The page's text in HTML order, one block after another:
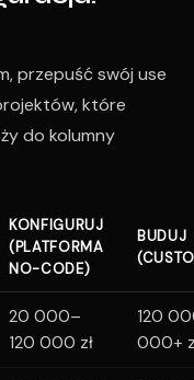
przepuść swój use
które
do kolumny
KONFIGURUJ
(PLATFORMA
NO-CODE)
BUDUJ
20 000–
120 000 zł
120
000+